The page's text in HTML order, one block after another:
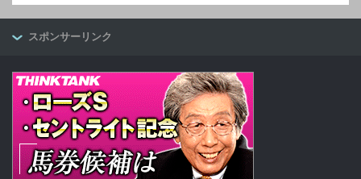
スポンサーリンク